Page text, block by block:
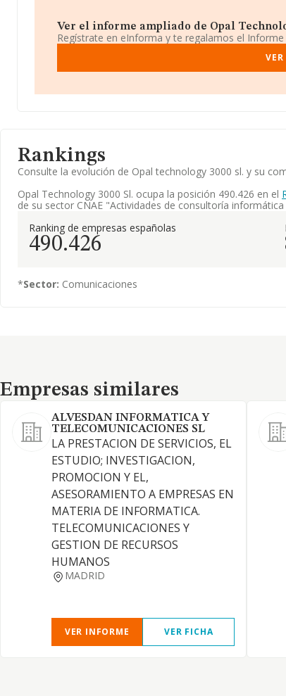
Ver el informe ampliado de Opal
Regístrate en eInforma y te regalamos el
Rankings
Consulte la evolución de Opal technology 3000 sl. y su
Opal Technology 3000 Sl. ocupa la posición 490.426 en el
de su sector CNAE "Actividades de consultoría
Ranking de empresas españolas
490.426
*Sector: Comunicaciones
Empresas similares
Empresas similares
ALVESDAN INFORMATICA Y
TELECOMUNICACIONES SL
LA PRESTACION DE SERVICIOS, EL
ESTUDIO; INVESTIGACION,
PROMOCION Y EL,
ASESORAMIENTO A EMPRESAS EN
MATERIA DE INFORMATICA.
TELECOMUNICACIONES Y
GESTION DE RECURSOS
HUMANOS
MADRID
VER INFORME VER FICHA